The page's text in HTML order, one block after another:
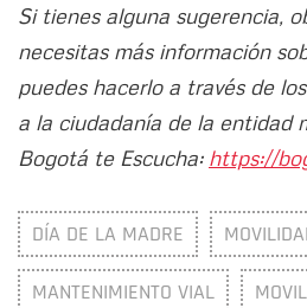
Si tienes alguna sugerencia,
necesitas más información
puedes hacerlo a través de
a la ciudadanía de la entidad
Bogotá te Escucha: https://
DÍA DE LA MADRE
MANTENIMIENTO VIAL